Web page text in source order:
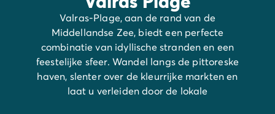
Valras-Plage, aan de rand van de
Middellandse Zee, biedt een perfecte
combinatie van idyllische stranden en een
feestelijke sfeer. Wandel langs de pittoreske
haven, slenter over de kleurrijke markten en
laat u verleiden door de lokale